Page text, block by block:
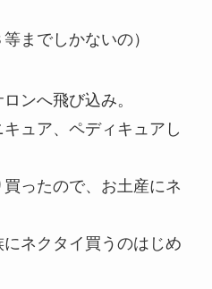
でしかないの）
へ飛び込み。
ア、ペディキュアし
たので、お土産にネ
クタイ買うのはじめ